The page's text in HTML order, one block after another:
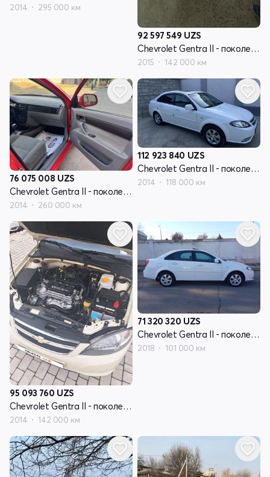
2014 295 000 км
92 597 549 UZS
Chevrolet Gentra II - поколение
2015 142 000 км
76 075 008 UZS
Chevrolet Gentra II - поколение
2014 260 000 км
112 923 840 UZS
Chevrolet Gentra II - поколение
2014 118 000 км
95 093 760 UZS
Chevrolet Gentra II - поколение
2014 142 000 км
71 320 320 UZS
Chevrolet Gentra II - поколение
2018 101 000 км